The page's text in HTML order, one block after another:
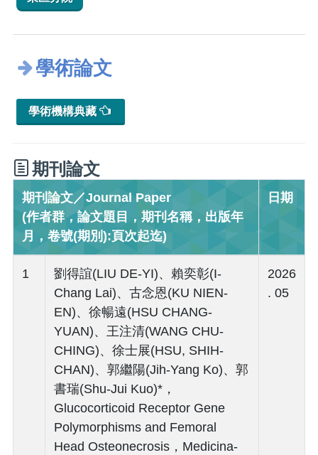
學術論文
學術機構典藏
期刊論文
期刊論文／Journal Paper
(作者群，論文題目，期刊名稱，出版年
月，卷號(期別):頁次起迄)
日期
1
劉得誼(LIU DE-YI)、賴奕彰(I-
Chang Lai)、古念恩(KU NIEN-
EN)、徐暢遠(HSU CHANG-
YUAN)、王注清(WANG CHU-
CHING)、徐士展(HSU, SHIH-
CHAN)、郭繼陽(Jih-Yang Ko)、郭
書瑞(Shu-Jui Kuo)*，
Glucocorticoid Receptor Gene
Polymorphisms and Femoral
Head Osteonecrosis，Medicina-
2026
. 05